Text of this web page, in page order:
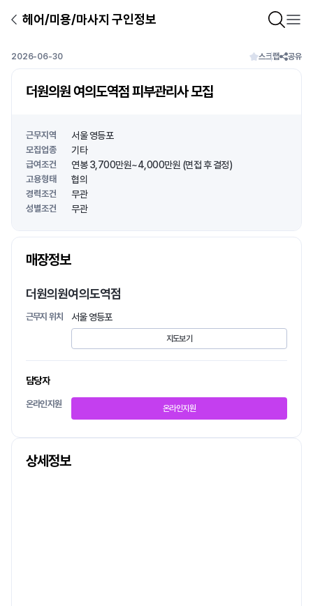
헤어/미용/마사지 구인정보
2026-06-30 스크랩 공유
더원의원 여의도역점 피부관리사 모집
근무지역 서울 영등포
모집업종 기타
급여조건 연봉 3,700만원~4,000만원 (면접 후 결정)
고용형태 협의
경력조건 무관
성별조건 무관
매장정보
더원의원여의도역점
근무지 위치 서울 영등포
지도보기
담당자
온라인지원 온라인지원
상세정보